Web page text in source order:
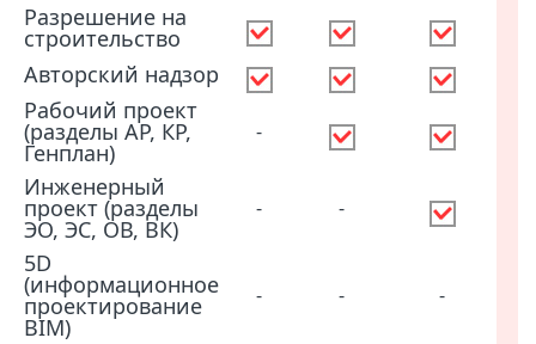
Разрешение на
строительство
Авторский надзор
Рабочий проект
(разделы АР, КР,
Генплан)
-
Инженерный
проект (разделы
ЭО, ЭС, ОВ, ВК)
- -
5D
(информационное
проектирование
BIM)
- - -